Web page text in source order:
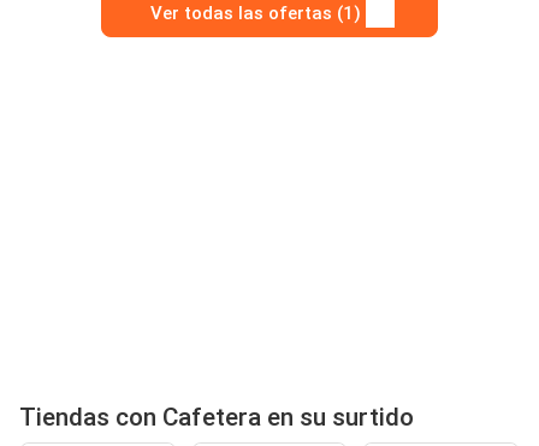
Ver todas las ofertas (1)
Tiendas con Cafetera en su surtido